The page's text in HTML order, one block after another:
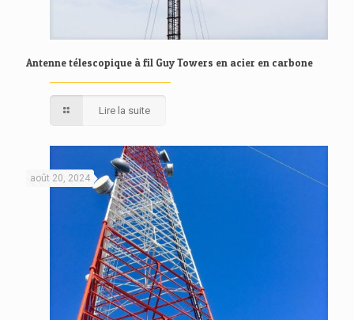
Antenne télescopique à fil Guy Towers en acier en carbone
Lire la suite
août 20, 2024